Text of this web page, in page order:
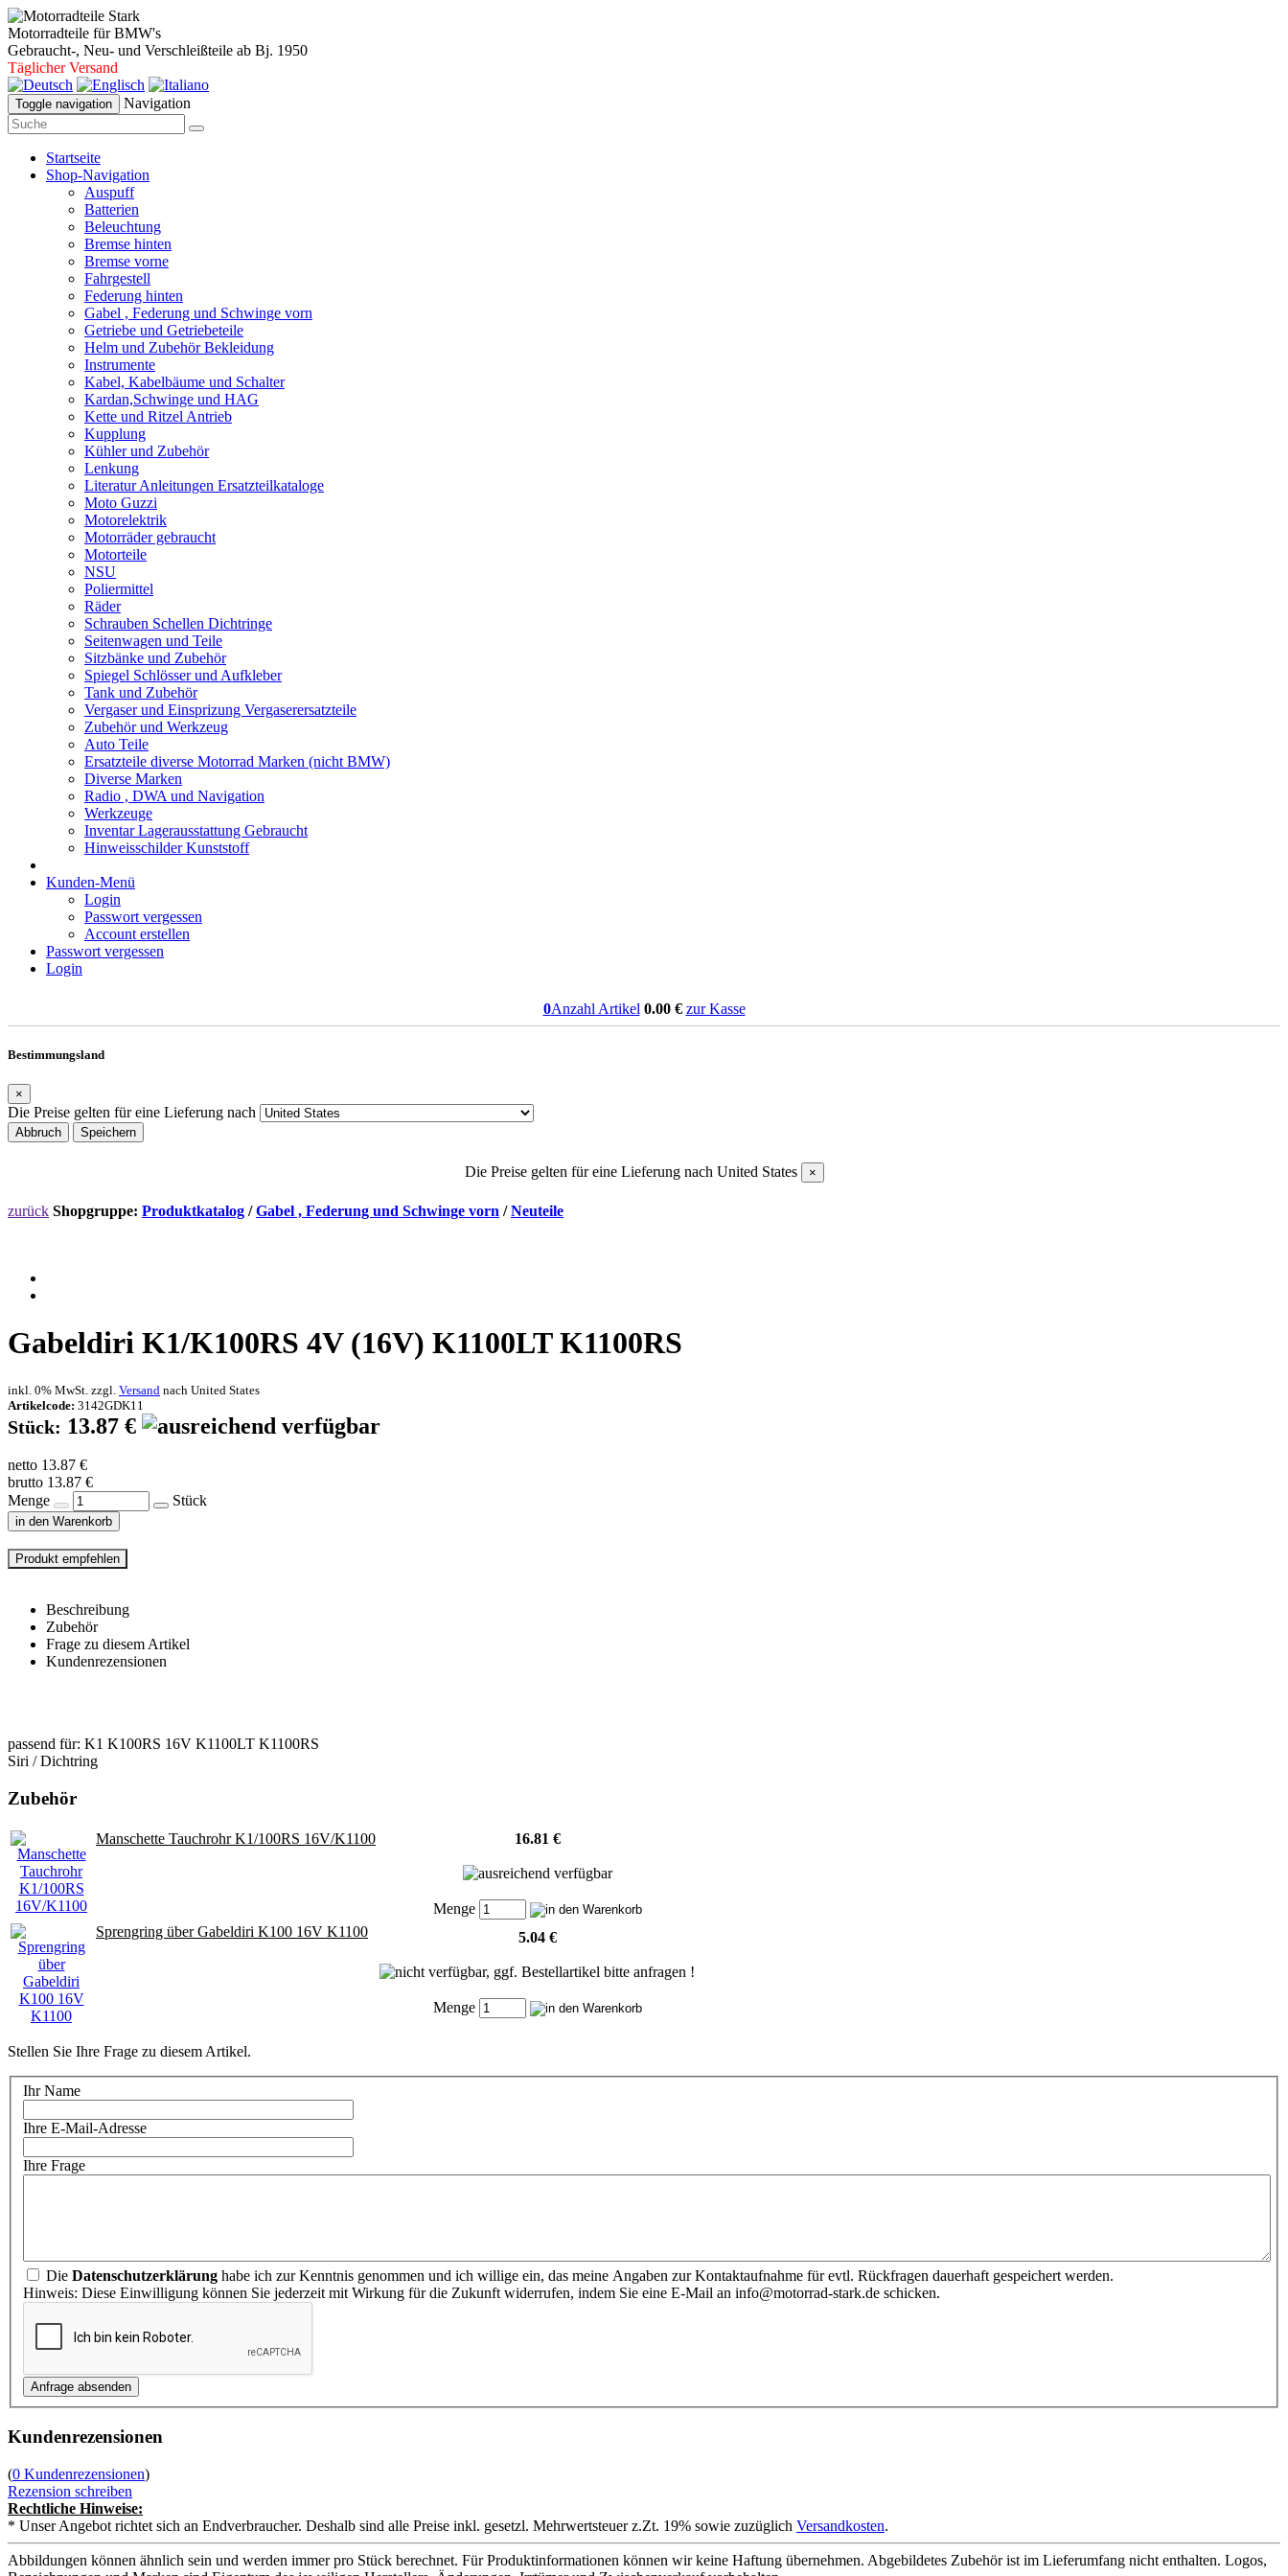
Motorradteile für BMW's
Gebraucht-, Neu- und Verschleißteile ab Bj. 1950
Täglicher Versand
Toggle navigation Navigation
Startseite
Shop-Navigation
Auspuff
Batterien
Beleuchtung
Bremse hinten
Bremse vorne
Fahrgestell
Federung hinten
Gabel , Federung und Schwinge vorn
Getriebe und Getriebeteile
Helm und Zubehör Bekleidung
Instrumente
Kabel, Kabelbäume und Schalter
Kardan,Schwinge und HAG
Kette und Ritzel Antrieb
Kupplung
Kühler und Zubehör
Lenkung
Literatur Anleitungen Ersatzteilkataloge
Moto Guzzi
Motorelektrik
Motorräder gebraucht
Motorteile
NSU
Poliermittel
Räder
Schrauben Schellen Dichtringe
Seitenwagen und Teile
Sitzbänke und Zubehör
Spiegel Schlösser und Aufkleber
Tank und Zubehör
Vergaser und Einsprizung Vergaserersatzteile
Zubehör und Werkzeug
Auto Teile
Ersatzteile diverse Motorrad Marken (nicht BMW)
Diverse Marken
Radio , DWA und Navigation
Werkzeuge
Inventar Lagerausstattung Gebraucht
Hinweisschilder Kunststoff
Kunden-Menü
Login
Passwort vergessen
Account erstellen
Passwort vergessen
Login
0Anzahl Artikel 0.00€ zur Kasse
Bestimmungsland
×
Die Preise gelten für eine Lieferung nach
Abbruch Speichern
Die Preise gelten für eine Lieferung nach United States ×
zurück Shopgruppe: Produktkatalog /Gabel , Federung und Schwinge vorn /Neuteile
Gabeldiri K1/K100RS 4V (16V) K1100LT K1100RS
inkl. 0% MwSt. zzgl. Versand nach United States
Artikelcode: 3142GDK11
Stück: 13.87 €
netto 13.87 €
brutto 13.87 €
Menge
Stück
in den Warenkorb
Beschreibung
Zubehör
Frage zu diesem Artikel
Kundenrezensionen
passend für: K1 K100RS 16V K1100LT K1100RS
Siri / Dichtring
Zubehör
Manschette Tauchrohr K1/100RS 16V/K1100 16.81 €
Menge
Sprengring über Gabeldiri K100 16V K1100
5.04 €
Menge
Stellen Sie Ihre Frage zu diesem Artikel.
Ihr Name
Ihre E-Mail-Adresse
Ihre Frage
Die Datenschutzerklärung habe ich zur Kenntnis genommen und ich willige ein, das meine Angaben zur Kontaktaufnahme für evtl. Rückfragen dauerhaft gespeichert werden.
Hinweis: Diese Einwilligung können Sie jederzeit mit Wirkung für die Zukunft widerrufen, indem Sie eine E-Mail an info@motorrad-stark.de schicken.
Kundenrezensionen
(0 Kundenrezensionen)
Rezension schreiben
Rechtliche Hinweise:
* Unser Angebot richtet sich an Endverbraucher. Deshalb sind alle Preise inkl. gesetzl. Mehrwertsteuer z.Zt. 19% sowie zuzüglich Versandkosten.
Abbildungen können ähnlich sein und werden immer pro Stück berechnet. Für Produktinformationen können wir keine Haftung übernehmen. Abgebildetes Zubehör ist im Lieferumfang nicht enthalten. Logos,